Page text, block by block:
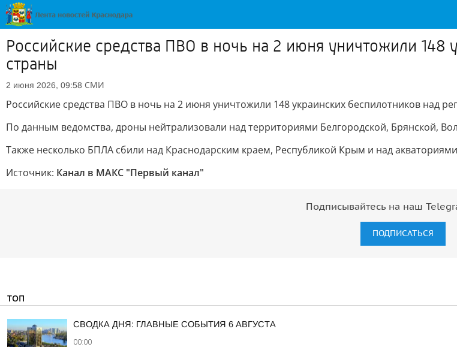
Российские средства ПВО в ночь на 2 июня уничтожили 148
страны
2 июня 2026, 09:58 СМИ
Российские средства ПВО в ночь на 2 июня уничтожили 148 украинских беспилотников
По данным ведомства, дроны нейтрализовали над территориями Белгородской, Брянской,
Также несколько БПЛА сбили над Краснодарским краем, Республикой Крым и над
Источник: Канал в МАКС "Первый канал"
Подписывайтесь на наш
ПОДПИСАТЬСЯ
ТОП
СВОДКА ДНЯ: ГЛАВНЫЕ СОБЫТИЯ 6 АВГУСТА
00:00